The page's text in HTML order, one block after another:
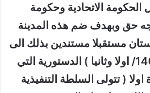
الحكومة الاتحادية وحكومة
حق وبهدف ضم هذه المدينة
مستقبلا مستندين بذلك الى
نص المادة ( 140/ اولا وثانيا ) الدستورية التي
( تتولى السلطة التنفيذية